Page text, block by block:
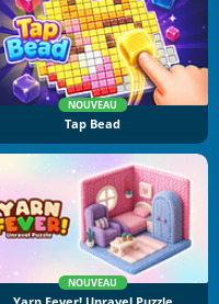
NOUVEAU
Tap Bead
NOUVEAU